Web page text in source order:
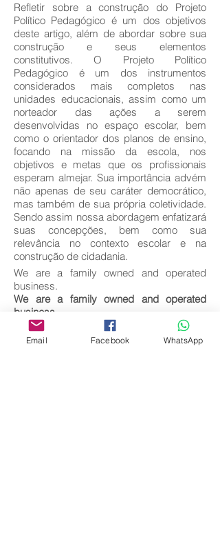
Refletir sobre a construção do Projeto
Político Pedagógico é um dos objetivos
deste artigo, além de abordar sobre sua
construção e seus elementos
constitutivos. O Projeto Político
Pedagógico é um dos instrumentos
considerados mais completos nas
unidades educacionais, assim como um
norteador das ações a serem
desenvolvidas no espaço escolar, bem
como o orientador dos planos de ensino,
focando na missão da escola, nos
objetivos e metas que os profissionais
esperam almejar. Sua importância advém
não apenas de seu caráter democrático,
mas também de sua própria coletividade.
Sendo assim nossa abordagem enfatizará
suas concepções, bem como sua
relevância no contexto escolar e na
construção de cidadania.
We are a family owned and operated
business.
We are a family owned and operated
business.
Key words:
Educação; Projeto; Político; Pedagógico;
Email Facebook WhatsApp